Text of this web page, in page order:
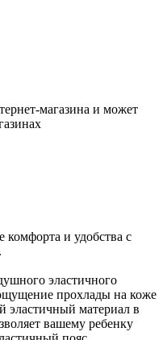
магазина и может
комфорта и удобства с
эластичного
прохлады на коже
эластичный материал в
вашему ребенку